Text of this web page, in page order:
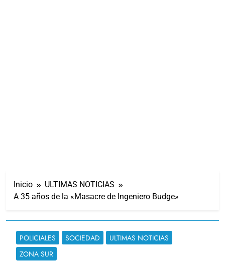
Inicio
ULTIMAS NOTICIAS
A 35 años de la «Masacre de Ingeniero Budge»
POLICIALES SOCIEDAD
ULTIMAS NOTICIAS
ZONA SUR